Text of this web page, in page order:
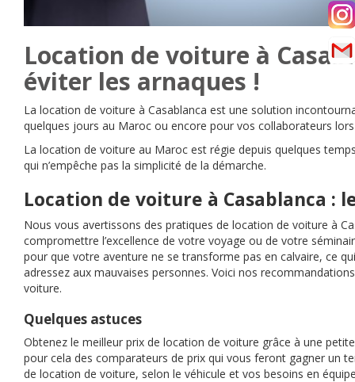
Location de voiture à
éviter les arnaques !
La location de voiture à Casablanca est une solution
quelques jours au Maroc ou encore pour vos collaborateurs
La location de voiture au Maroc est régie depuis quelques
qui n’empêche pas la simplicité de la démarche.
Location de voiture à Casablanca :
Nous vous avertissons des pratiques de location de voiture à
compromettre l’excellence de votre voyage ou de votre
pour que votre aventure ne se transforme pas en calvaire, ce
adressez aux mauvaises personnes. Voici nos
voiture.
Quelques astuces
Obtenez le meilleur prix de location de voiture grâce à une
pour cela des comparateurs de prix qui vous feront gagner un
de location de voiture, selon le véhicule et vos besoins en